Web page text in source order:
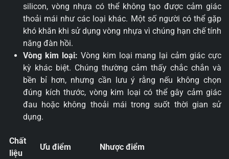
silicon, vòng nhựa có thể không tạo được cảm giác
thoải mái như các loại khác. Một số người có thể gặp
khó khăn khi sử dụng vòng nhựa vì chúng hạn chế tính
năng đàn hồi.
Vòng kim loại: Vòng kim loại mang lại cảm giác cực
kỳ khác biệt. Chúng thường cảm thấy chắc chắn và
bền bỉ hơn, nhưng cần lưu ý rằng nếu không chọn
đúng kích thước, vòng kim loại có thể gây cảm giác
đau hoặc không thoải mái trong suốt thời gian sử
dụng.
Chất
liệu
Ưu điểm Nhược điểm